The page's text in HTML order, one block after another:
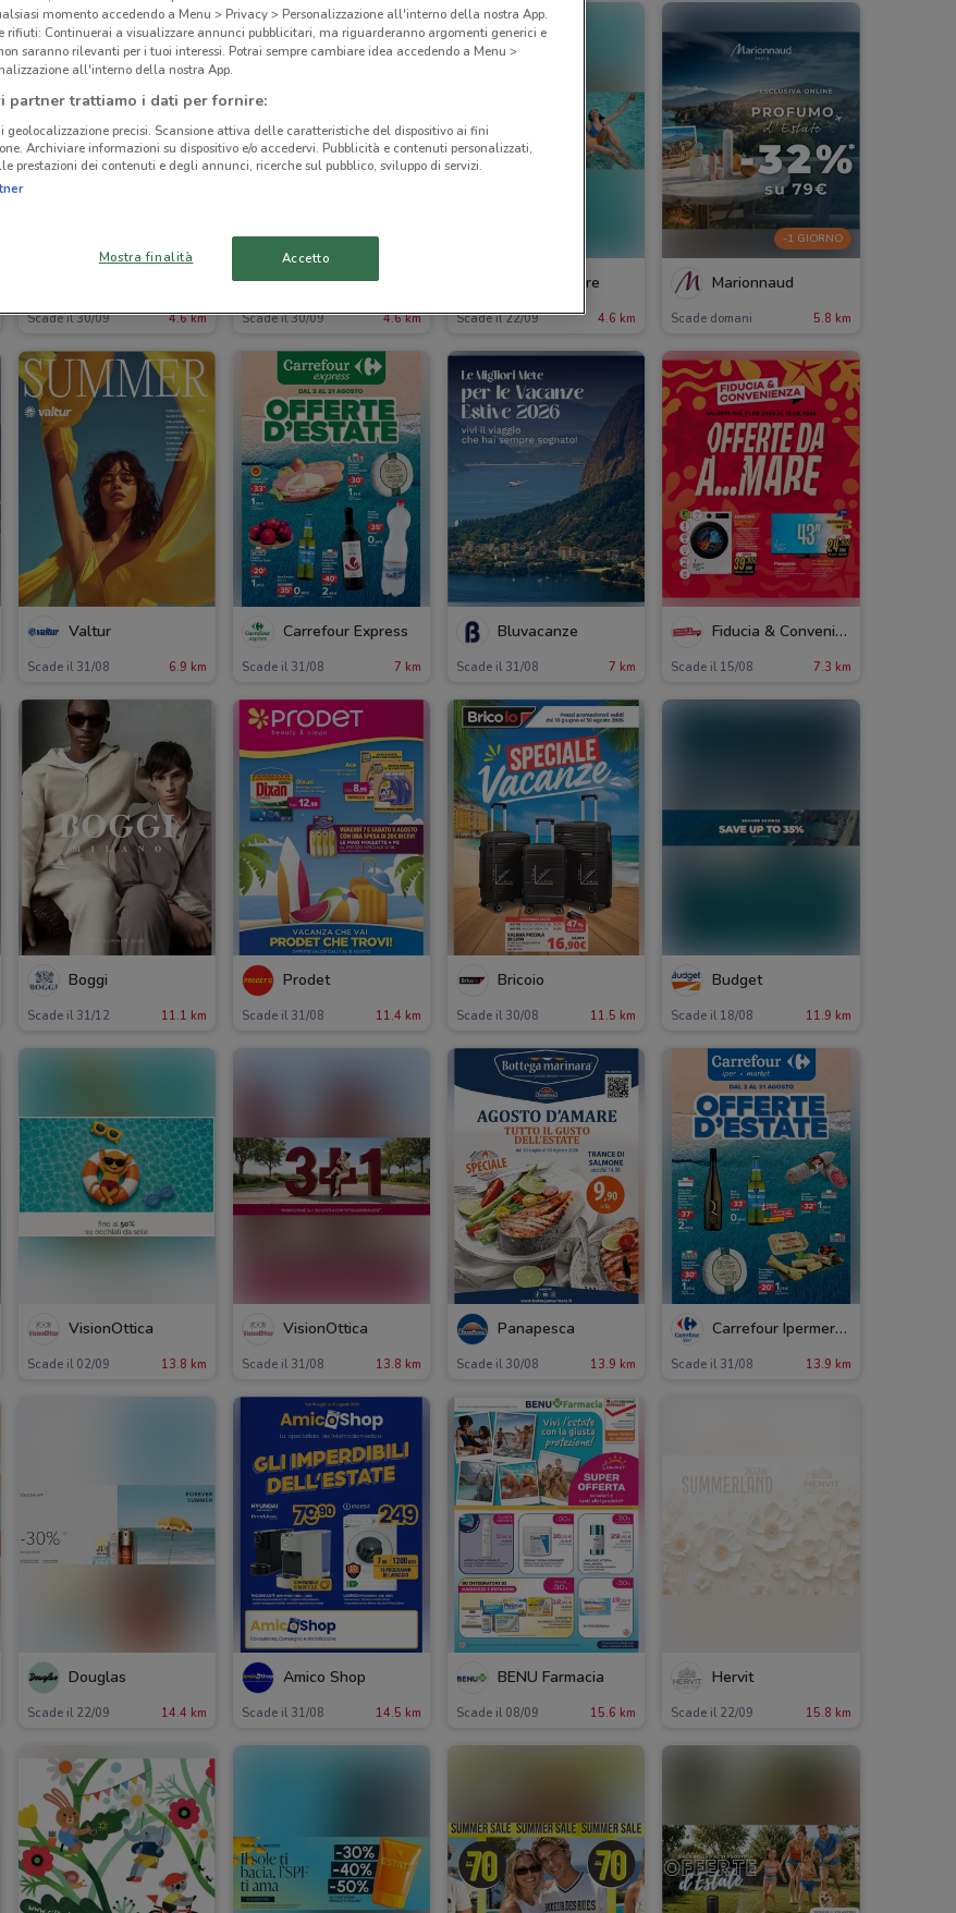
Scade il 30/09 4.6 km
Welcome Travel
Scade il 30/09 4.6 km
Costa Crociere
Scade il 22/09 4.6 km
-1 GIORNO
Marionnaud
Scade domani 5.8 km
Valtur
Scade il 31/08 6.9 km
Carrefour Express
Scade il 31/08 7 km
Bluvacanze
Scade il 31/08 7 km
Fiducia & Convenienza
Scade il 15/08 7.3 km
Boggi
Scade il 31/12 11.1 km
Prodet
Scade il 31/08 11.4 km
Bricoio
Scade il 30/08 11.5 km
Budget
Scade il 18/08 11.9 km
VisionOttica
Scade il 02/09 13.8 km
VisionOttica
Scade il 31/08 13.8 km
Panapesca
Scade il 30/08 13.9 km
Carrefour Ipermercati
Scade il 31/08 13.9 km
Douglas
Scade il 22/09 14.4 km
Amico Shop
Scade il 31/08 14.5 km
BENU Farmacia
Scade il 08/09 15.6 km
Hervit
Scade il 22/09 15.8 km
momento accedendo a Menu > Privacy > Personalizzazione all'interno della nostra App.
rifiuti: Continuerai a visualizzare annunci pubblicitari, ma riguarderanno argomenti generici e
saranno rilevanti per i tuoi interessi. Potrai sempre cambiare idea accedendo a Menu >
all'interno della nostra App.
partner trattiamo i dati per fornire:
geolocalizzazione precisi. Scansione attiva delle caratteristiche del dispositivo ai fini
Archiviare informazioni su dispositivo e/o accedervi. Pubblicità e contenuti personalizzati,
prestazioni dei contenuti e degli annunci, ricerche sul pubblico, sviluppo di servizi.
Mostra finalità Accetto